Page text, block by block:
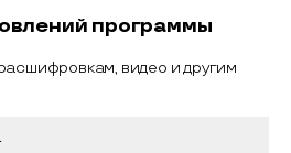
программы
видео и другим